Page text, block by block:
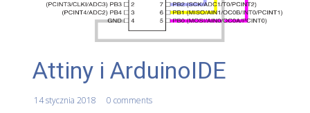
Attiny i ArduinoIDE
14 stycznia 2018 0 comments